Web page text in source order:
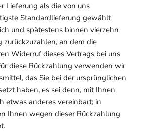
Lieferung als die von uns
Standardlieferung gewählt
und spätestens binnen vierzehn
zurückzuzahlen, an dem die
Widerruf dieses Vertrags bei uns
diese Rückzahlung verwenden wir
das Sie bei der ursprünglichen
haben, es sei denn, mit Ihnen
etwas anderes vereinbart; in
Ihnen wegen dieser Rückzahlung